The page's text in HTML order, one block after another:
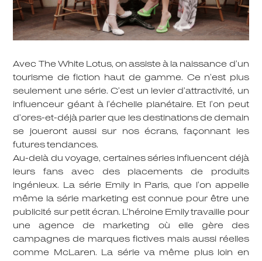
Avec The White Lotus, on assiste à la naissance d’un
tourisme de fiction haut de gamme. Ce n’est plus
seulement une série. C’est un levier d’attractivité, un
influenceur géant à l’échelle planétaire. Et l’on peut
d’ores-et-déjà parier que les destinations de demain
se joueront aussi sur nos écrans, façonnant les
futures tendances.
Au-delà du voyage, certaines séries influencent déjà
leurs fans avec des placements de produits
ingénieux. La série Emily in Paris, que l’on appelle
même la série marketing est connue pour être une
publicité sur petit écran. L’héroine Emily travaille pour
une agence de marketing où elle gère des
campagnes de marques fictives mais aussi réelles
comme McLaren. La série va même plus loin en